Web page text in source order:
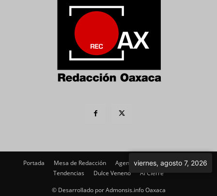
Portada Mesa de Redacción Agenda Política
Imagen
Tendencias
Dulce Veneno Al Cierre
© Desarrollado por Admonsis.info Oaxaca
viernes, agosto 7, 2026